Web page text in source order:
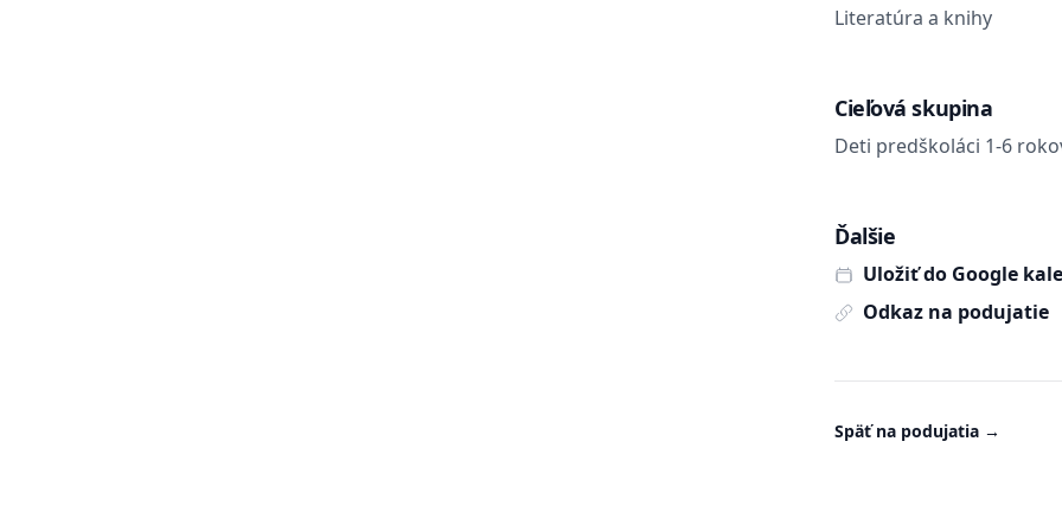
Literatúra a knihy
Cieľová skupina
Deti predškoláci 1-6
Ďalšie
Uložiť do Google
Odkaz na podujatie
Späť na podujatia →